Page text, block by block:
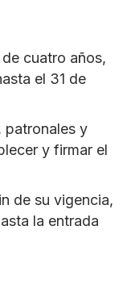
cuatro años,
el 31 de
patronales y
y firmar el
de su vigencia,
la entrada